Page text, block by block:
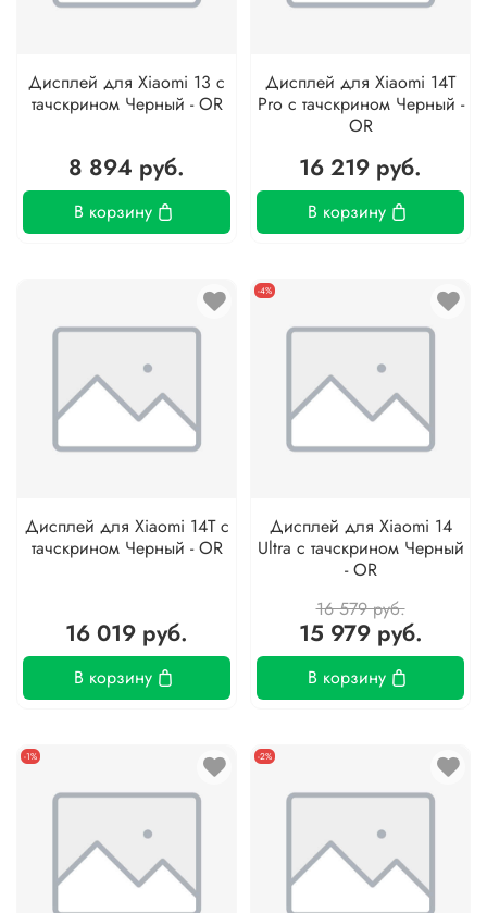
Дисплей для Xiaomi 13 с
тачскрином Черный - OR
8 894 руб.
В корзину
Дисплей для Xiaomi 14T
Pro с тачскрином Черный -
OR
16 219 руб.
В корзину
Дисплей для Xiaomi 14T с
тачскрином Черный - OR
16 019 руб.
В корзину
-4%
Дисплей для Xiaomi 14
Ultra с тачскрином Черный
- OR
16 579 руб.
15 979 руб.
В корзину
-1% -2%